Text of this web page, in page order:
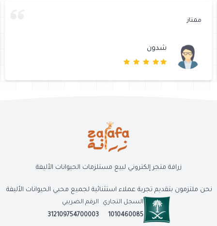
ممتاز
شدون
زرافة متجر إلكتروني لبيع مستلزمات الحيوانات الأليفة
نحن ملتزمون بتقديم تجربة عملاء استثنائية لجميع محبي الحيوانات الأليفة
السجل التجاري
1010460085
الرقم الضريبي
312109754700003